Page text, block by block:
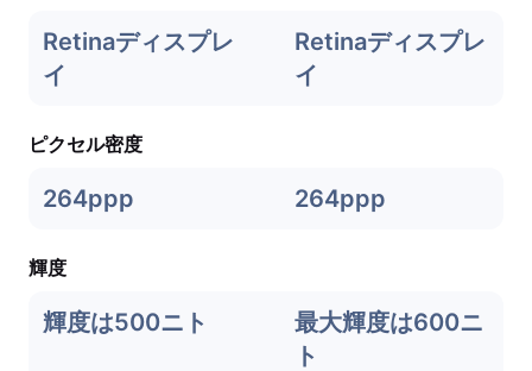
Retinaディスプレ
イ
Retinaディスプレ
イ
ピクセル密度
264ppp 264ppp
輝度
輝度は500ニト
最大輝度は600ニ
ト